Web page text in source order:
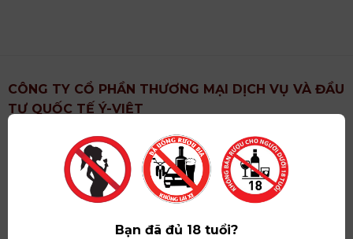
CÔNG TY CỔ PHẦN THƯƠNG MẠI DỊCH VỤ VÀ ĐẦU
TƯ QUỐC TẾ Ý-VIỆT
: Khu 6, Xã Hoài Đức, Thành Phố Hà Nội
Showroom: Số 09 Phố Liễu Giai, Phường Ngọc Hà,
Thành Phố Hà Nội
Giấy ĐKKD số: 0102751615 do Sở Tài Chính Thành
Phố Hà Nội cấp lần đầu ngày 07/05/2008,đăng ký
Bạn đã đủ 18 tuổi?